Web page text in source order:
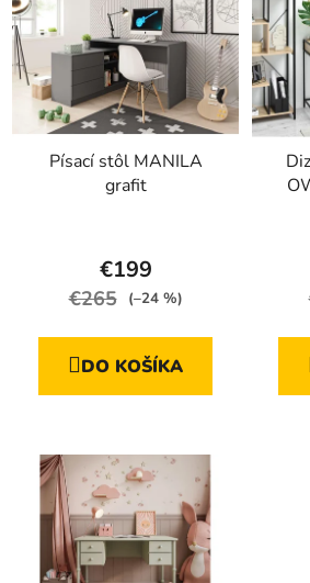
Písací stôl MANILA
grafit
hodnotenie
produktu
z
€199
€265 (–24 %)
DO KOŠÍKA